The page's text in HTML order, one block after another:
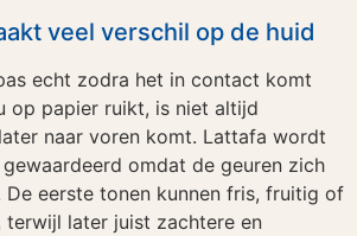
veel verschil op de huid
echt zodra het in contact komt
op papier ruikt, is niet altijd
naar voren komt. Lattafa wordt
omdat de geuren zich
eerste tonen kunnen fris, fruitig of
terwijl later juist zachtere en